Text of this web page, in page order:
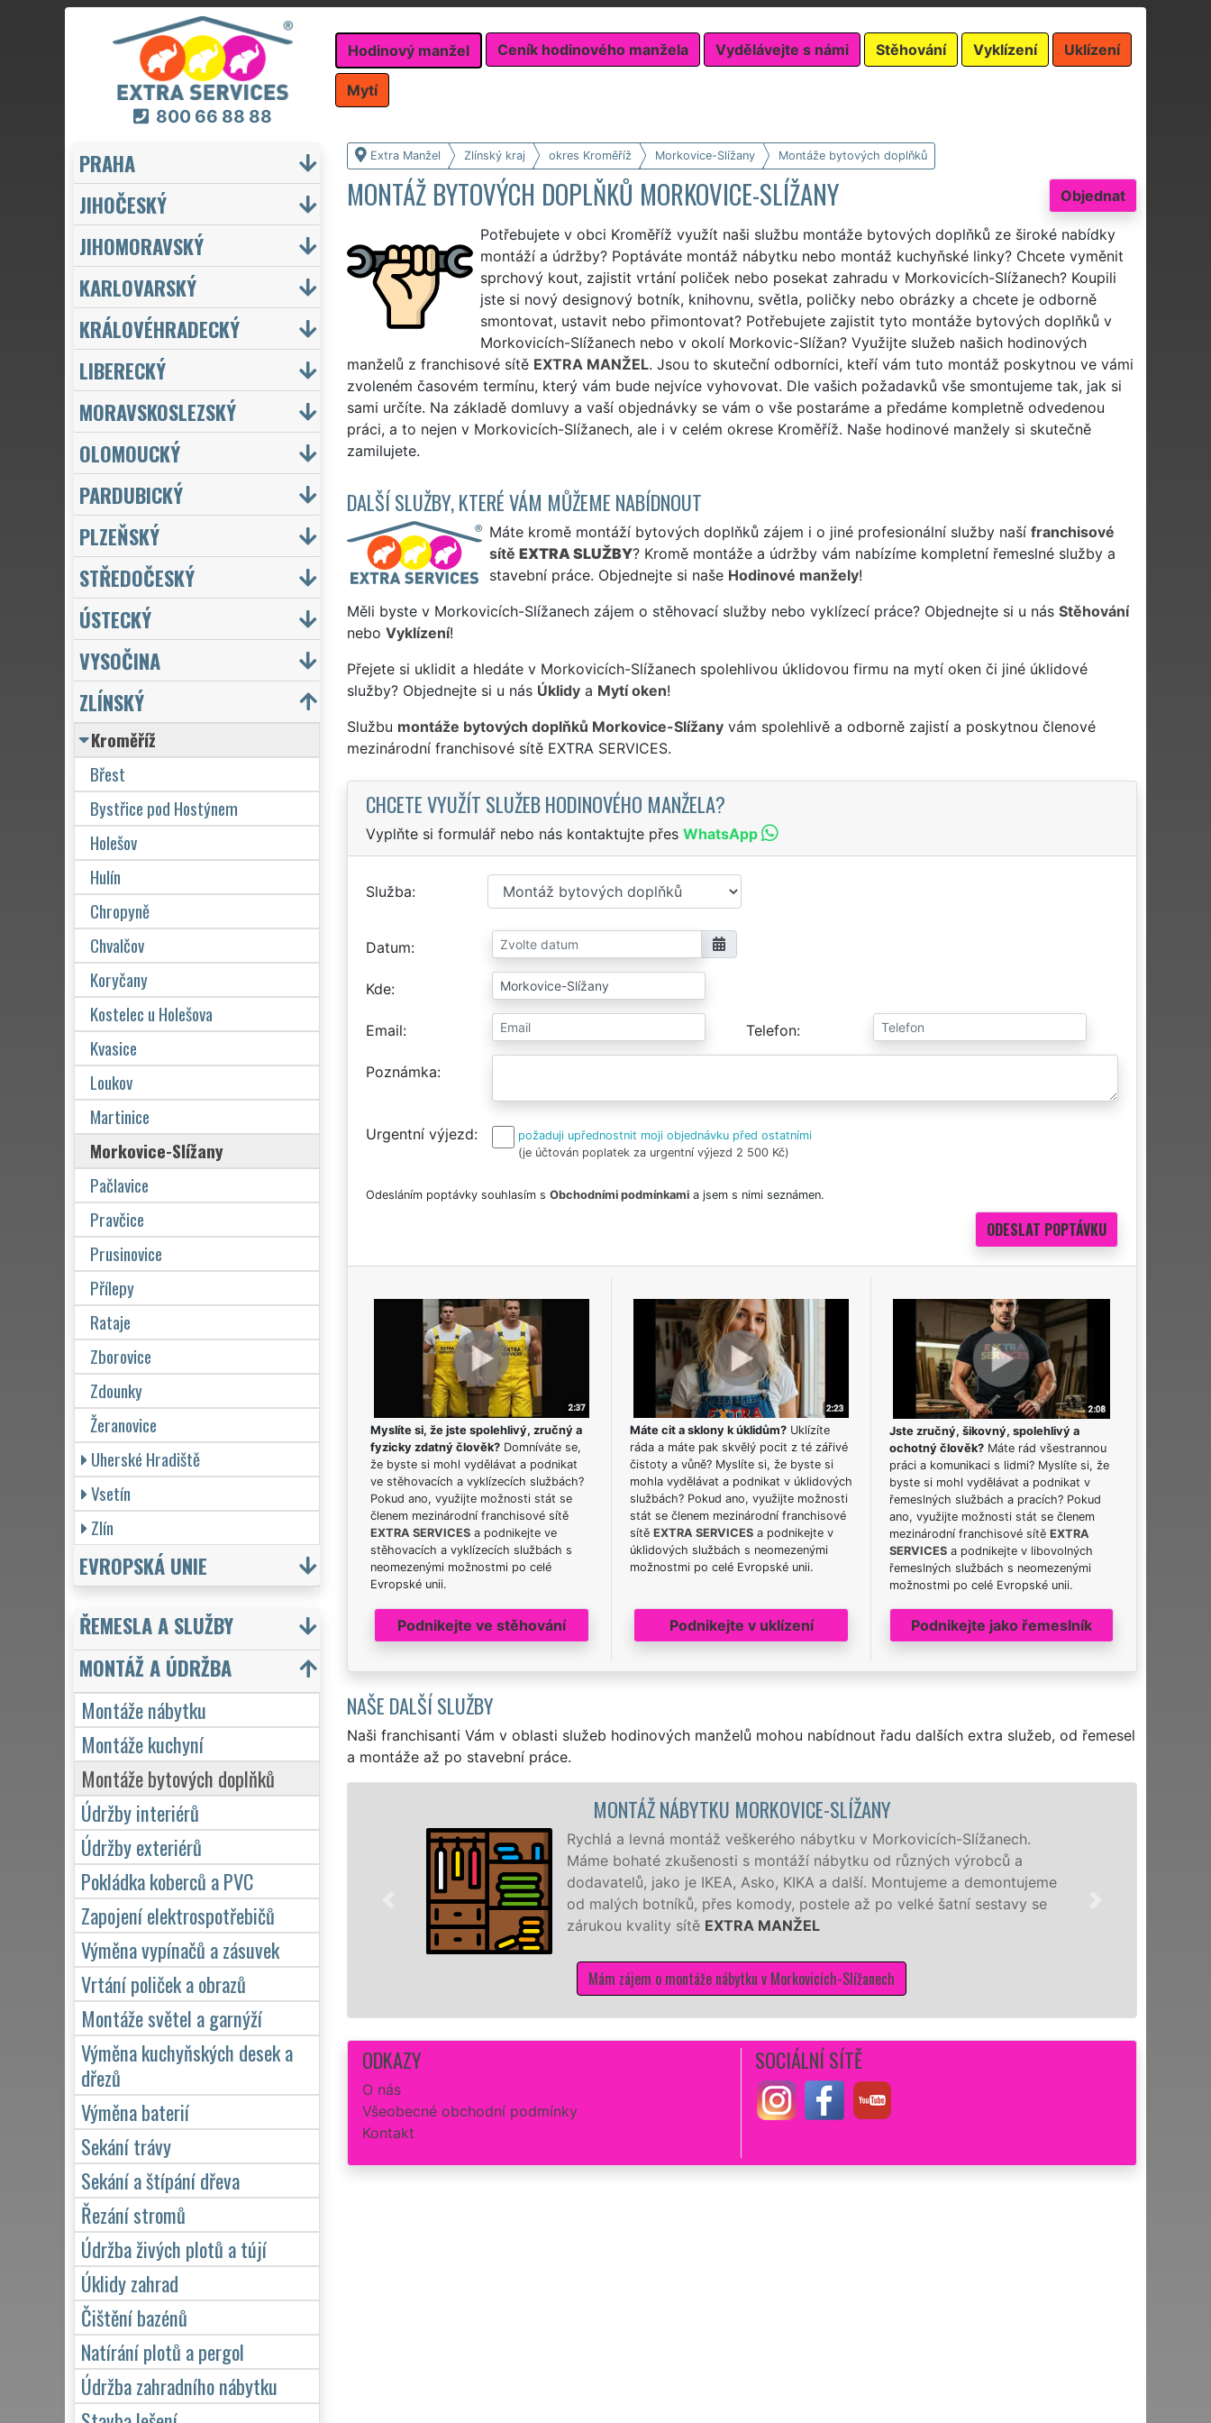
800 66 88 88
Hodinový manžel Ceník hodinového manžela Vydělávejte s námi Stěhování Vyklízení Uklízení
Mytí
Extra Manžel Zlínský kraj okres Kroměříž Morkovice-Slížany Montáže bytových doplňků
Objednat
MONTÁŽ BYTOVÝCH DOPLŇKŮ MORKOVICE-SLÍŽANY
Potřebujete v obci Kroměříž využít naši službu montáže bytových doplňků ze široké nabídky
montáží a údržby? Poptáváte montáž nábytku nebo montáž kuchyňské linky? Chcete vyměnit
sprchový kout, zajistit vrtání poliček nebo posekat zahradu v Morkovicích-Slížanech? Koupili
jste si nový designový botník, knihovnu, světla, poličky nebo obrázky a chcete je odborně
smontovat, ustavit nebo přimontovat? Potřebujete zajistit tyto montáže bytových doplňků v
Morkovicích-Slížanech nebo v okolí Morkovic-Slížan? Využijte služeb našich hodinových
manželů z franchisové sítě EXTRA MANŽEL. Jsou to skuteční odborníci, kteří vám tuto montáž poskytnou ve vámi
zvoleném časovém termínu, který vám bude nejvíce vyhovovat. Dle vašich požadavků vše smontujeme tak, jak si
sami určíte. Na základě domluvy a vaší objednávky se vám o vše postaráme a předáme kompletně odvedenou
práci, a to nejen v Morkovicích-Slížanech, ale i v celém okrese Kroměříž. Naše hodinové manžely si skutečně
zamilujete.
DALŠÍ SLUŽBY, KTERÉ VÁM MŮŽEME NABÍDNOUT
Máte kromě montáží bytových doplňků zájem i o jiné profesionální služby naší franchisové
sítě EXTRA SLUŽBY? Kromě montáže a údržby vám nabízíme kompletní řemeslné služby a
stavební práce. Objednejte si naše Hodinové manžely!
Měli byste v Morkovicích-Slížanech zájem o stěhovací služby nebo vyklízecí práce? Objednejte si u nás Stěhování
nebo Vyklízení!
Přejete si uklidit a hledáte v Morkovicích-Slížanech spolehlivou úklidovou firmu na mytí oken či jiné úklidové
služby? Objednejte si u nás Úklidya Mytí oken!
Službu montáže bytových doplňků Morkovice-Slížanyvám spolehlivě a odborně zajistí a poskytnou členové
mezinárodní franchisové sítě EXTRA SERVICES.
CHCETE VYUŽÍT SLUŽEB HODINOVÉHO MANŽELA?
Vyplňte si formulář nebo nás kontaktujte přes WhatsApp
Služba
Datum
Kde
Email Telefon
Poznámka
Urgentní výjezd
požaduji upřednostnit moji objednávku před ostatními
(je účtován poplatek za urgentní výjezd 2 500 Kč)
Odesláním poptávky souhlasím s Obchodními podmínkamia jsem s nimi seznámen.
Myslíte si, že jste spolehlivý, zručný a
fyzicky zdatný člověk?Domníváte se,
že byste si mohl vydělávat a podnikat
ve stěhovacích a vyklízecích službách?
Pokud ano, využijte možnosti stát se
členem mezinárodní franchisové sítě
EXTRA SERVICESa podnikejte ve
stěhovacích a vyklízecích službách s
neomezenými možnostmi po celé
Evropské unii.
Podnikejte ve stěhování
Máte cit a sklony k úklidům?Uklízíte
ráda a máte pak skvělý pocit z té zářivé
čistoty a vůně? Myslíte si, že byste si
mohla vydělávat a podnikat v úklidových
službách? Pokud ano, využijte možnosti
stát se členem mezinárodní franchisové
sítě EXTRA SERVICESa podnikejte v
úklidových službách s neomezenými
možnostmi po celé Evropské unii.
Podnikejte v uklízení
Jste zručný, šikovný, spolehlivý a
ochotný člověk? Máte rád všestrannou
práci a komunikaci s lidmi? Myslíte si, že
byste si mohl vydělávat a podnikat v
řemeslných službách a pracích? Pokud
ano, využijte možnosti stát se členem
mezinárodní franchisové sítěEXTRA
SERVICES a podnikejte v libovolných
řemeslných službách s neomezenými
možnostmi po celé Evropské unii.
Podnikejte jako řemeslník
NAŠE DALŠÍ SLUŽBY
Naši franchisanti Vám v oblasti služeb hodinových manželů mohou nabídnout řadu dalších extra služeb, od řemesel
a montáže až po stavební práce.
MONTÁŽ NÁBYTKU MORKOVICE-SLÍŽANY
Rychlá a levná montáž veškerého nábytku v Morkovicích-Slížanech.
Máme bohaté zkušenosti s montáží nábytku od různých výrobců a
dodavatelů, jako je IKEA, Asko, KIKA a další. Montujeme a demontujeme
od malých botníků, přes komody, postele až po velké šatní sestavy se
zárukou kvality sítě EXTRA MANŽEL
Mám zájem o montáže nábytku v Morkovicích-Slížanech
ODKAZY
O nás
Všeobecné obchodní podmínky
Kontakt
SOCIÁLNÍ SÍTĚ
PRAHA
JIHOČESKÝ
JIHOMORAVSKÝ
KARLOVARSKÝ
KRÁLOVÉHRADECKÝ
LIBERECKÝ
MORAVSKOSLEZSKÝ
OLOMOUCKÝ
PARDUBICKÝ
PLZEŇSKÝ
STŘEDOČESKÝ
ÚSTECKÝ
VYSOČINA
ZLÍNSKÝ
Kroměříž
Břest
Bystřice pod Hostýnem
Holešov
Hulín
Chropyně
Chvalčov
Koryčany
Kostelec u Holešova
Kvasice
Loukov
Martinice
Morkovice-Slížany
Pačlavice
Pravčice
Prusinovice
Přílepy
Rataje
Zborovice
Zdounky
Žeranovice
Uherské Hradiště
Vsetín
Zlín
EVROPSKÁ UNIE
ŘEMESLA A SLUŽBY
MONTÁŽ A ÚDRŽBA
Montáže nábytku
Montáže kuchyní
Montáže bytových doplňků
Údržby interiérů
Údržby exteriérů
Pokládka koberců a PVC
Zapojení elektrospotřebičů
Výměna vypínačů a zásuvek
Vrtání poliček a obrazů
Montáže světel a garnýží
Výměna kuchyňských desek a
dřezů
Výměna baterií
Sekání trávy
Sekání a štípání dřeva
Řezání stromů
Údržba živých plotů a tújí
Úklidy zahrad
Čištění bazénů
Natírání plotů a pergol
Údržba zahradního nábytku